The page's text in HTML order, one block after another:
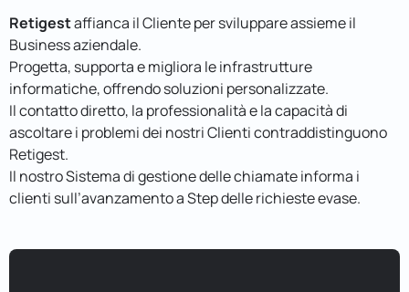
Retigestaffianca il Cliente per sviluppare assieme il
Business aziendale.
Progetta, supporta e migliora le infrastrutture
informatiche, offrendo soluzioni personalizzate.
Il contatto diretto, la professionalità e la capacità di
ascoltare i problemi dei nostri Clienti contraddistinguono
Retigest.
Il nostro Sistema di gestione delle chiamate informa i
clienti sull’avanzamento a Step delle richieste evase.